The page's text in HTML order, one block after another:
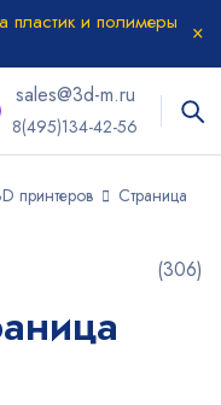
пластик и полимеры
sales@3d-m.ru
8(495)134-42-56
принтеров
Страница
(306)